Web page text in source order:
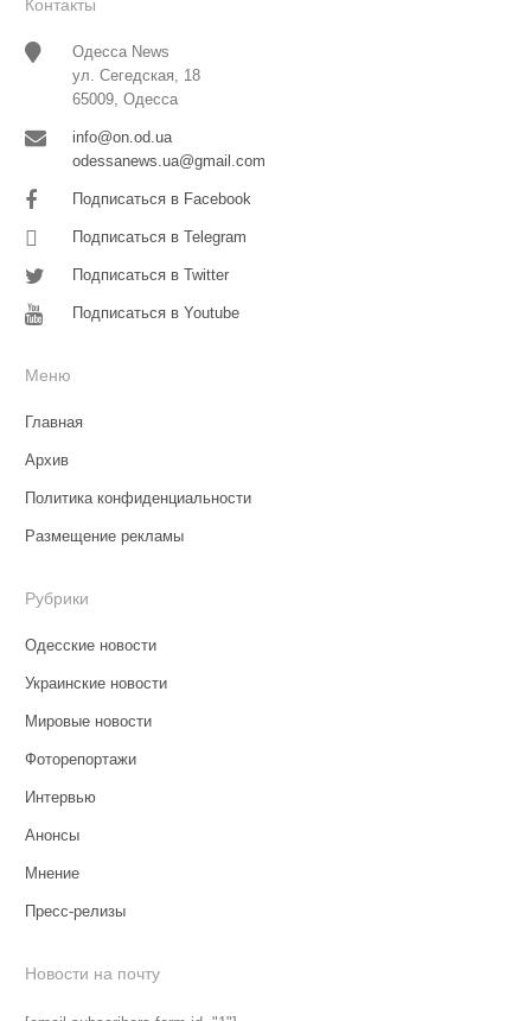
Контакты
Одесса News
ул. Сегедская, 18
65009, Одесса
info@on.od.ua
odessanews.ua@gmail.com
Подписаться в Facebook
Подписаться в Telegram
Подписаться в Twitter
Подписаться в Youtube
Меню
Главная
Архив
Политика конфиденциальности
Размещение рекламы
Рубрики
Одесские новости
Украинские новости
Мировые новости
Фоторепортажи
Интервью
Анонсы
Мнение
Пресс-релизы
Новости на почту